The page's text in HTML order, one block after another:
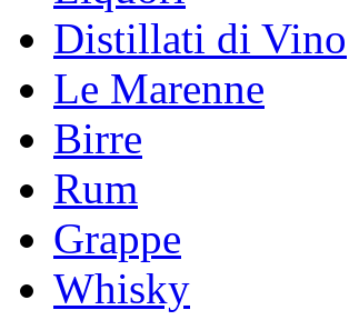
Distillati di Vino
Le Marenne
Birre
Rum
Grappe
Whisky